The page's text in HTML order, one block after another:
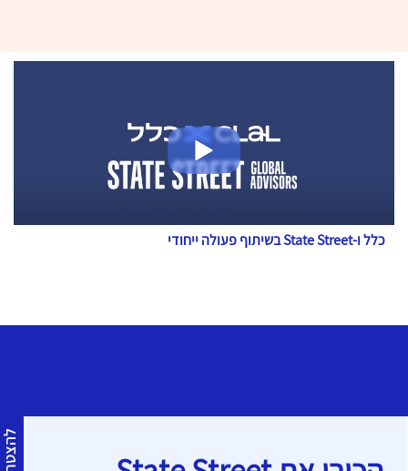
כלל ו-State Street בשיתוף פעולה ייחודי